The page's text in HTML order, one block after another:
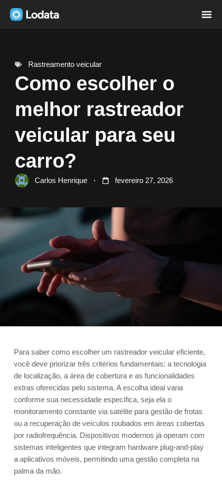
Rastreamento veicular
Como escolher o
melhor rastreador
veicular para seu
carro?
Carlos Henrique fevereiro 27, 2026
Para saber como escolher um rastreador veicular eficiente,
você deve priorizar três critérios fundamentais: a tecnologia
de localização, a área de cobertura e as funcionalidades
extras oferecidas pelo sistema. A escolha ideal varia
conforme sua necessidade específica, seja ela o
monitoramento constante via satélite para gestão de frotas
ou a recuperação de veículos roubados em áreas cobertas
por radiofrequência. Dispositivos modernos já operam com
sistemas inteligentes que integram hardware plug-and-play
a aplicativos móveis, permitindo uma gestão completa na
palma da mão.